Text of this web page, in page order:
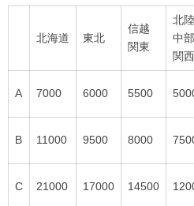
北海道 東北
信越
関東
北陸
中部
関西
A 7000 6000 5500
B 11000 9500 8000
C 21000 17000 14500